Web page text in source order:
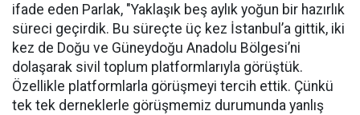
ifade eden Parlak, "Yaklaşık beş aylık yoğun bir hazırlık
süreci geçirdik. Bu süreçte üç kez İstanbul’a gittik, iki
kez de Doğu ve Güneydoğu Anadolu Bölgesi’ni
dolaşarak sivil toplum platformlarıyla görüştük.
Özellikle platformlarla görüşmeyi tercih ettik. Çünkü
tek tek derneklerle görüşmemiz durumunda yanlış